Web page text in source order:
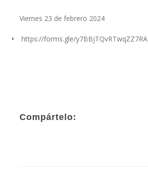
Viernes 23 de febrero 2024
https://forms.gle/y7BBjTQvRTwqZZ7RA
Compártelo: